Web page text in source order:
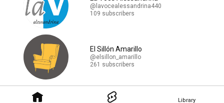
Library
@lavocealessandrina440
109 subscribers
El Sillón Amarillo
@elsillon_amarillo
261 subscribers